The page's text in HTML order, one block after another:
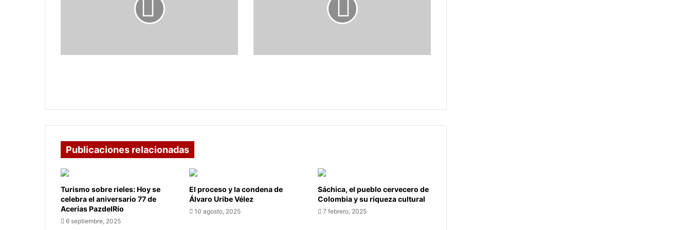
el
sociales
en
Publicaciones relacionadas
Turismo sobre rieles: Hoy se
celebra el aniversario 77 de
Acerías PazdelRío
6 septiembre, 2025
El proceso y la condena de
Álvaro Uribe Vélez
10 agosto, 2025
Sáchica, el pueblo cervecero de
Colombia y su riqueza cultural
7 febrero, 2025